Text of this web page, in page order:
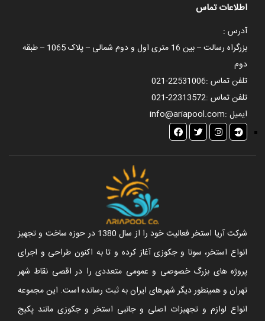
اطلاعات تماس
آدرس :
بزرگراه رسالت – بین 16 متری اول و دوم شمالی – پلاک 1065 – طبقه
دوم
تلفن تماس :021-22531006
تلفن تماس :021-22313572
ایمیل :info@ariapool.com
شرکت آریا استخر فعالیت خود را از سال 1380 در حوزه ساخت و تجهیز
انواع استخر، سونا و جکوزی آغاز کرده و تا به اکنون طراحی و اجرای
پروژه های بزرگ خصوصی و عمومی متعددی را در اقصی نقاط شهر
تهران و همینطور دیگر شهرهای ایران به ثبت رسانده است. این مجموعه
انواع لوازم و تجهیزات اصلی و جانبی استخر و جکوزی مانند پکیج